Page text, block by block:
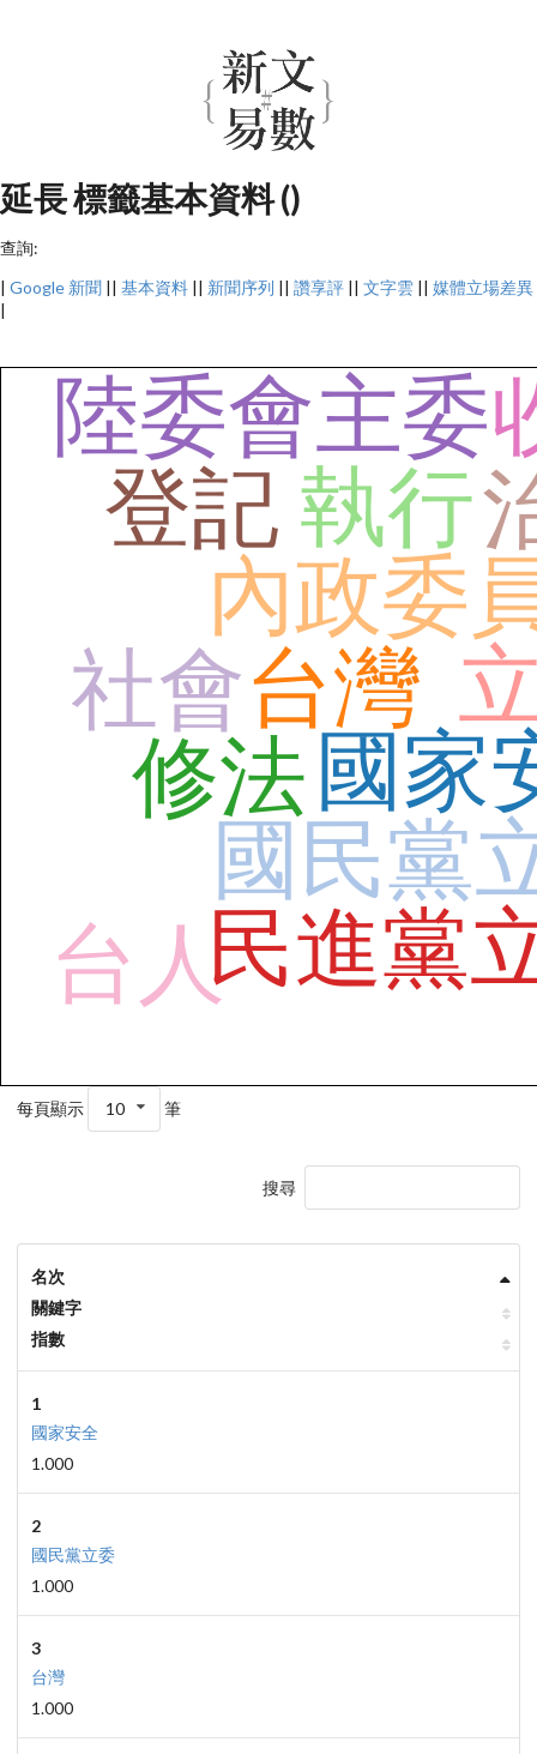
延長 標籤基本資料 ()
查詢:
| Google 新聞 || 基本資料 || 新聞序列 || 讚享評 || 文字雲 || 媒體立場差異
|
國家
國民黨
台灣
內政委
修法
執行
民進黨
陸委會主委
社會
登記
台人
每頁顯示 10 筆
搜尋
名次
關鍵字
指數
1
國家安全
1.000
2
國民黨立委
1.000
3
台灣
1.000